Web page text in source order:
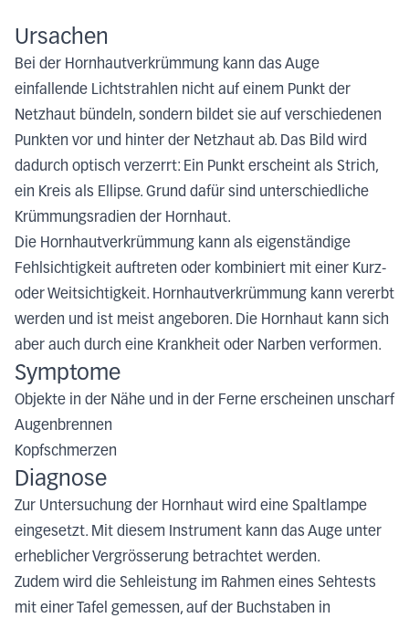
Ursachen
Bei der Hornhautverkrümmung kann das Auge
einfallende Lichtstrahlen nicht auf einem Punkt der
Netzhaut bündeln, sondern bildet sie auf verschiedenen
Punkten vor und hinter der Netzhaut ab. Das Bild wird
dadurch optisch verzerrt: Ein Punkt erscheint als Strich,
ein Kreis als Ellipse. Grund dafür sind unterschiedliche
Krümmungsradien der Hornhaut.
Die Hornhautverkrümmung kann als eigenständige
Fehlsichtigkeit auftreten oder kombiniert mit einer Kurz-
oder Weitsichtigkeit. Hornhautverkrümmung kann vererbt
werden und ist meist angeboren. Die Hornhaut kann sich
aber auch durch eine Krankheit oder Narben verformen.
Symptome
Objekte in der Nähe und in der Ferne erscheinen unscharf
Augenbrennen
Kopfschmerzen
Diagnose
Zur Untersuchung der Hornhaut wird eine Spaltlampe
eingesetzt. Mit diesem Instrument kann das Auge unter
erheblicher Vergrösserung betrachtet werden.
Zudem wird die Sehleistung im Rahmen eines Sehtests
mit einer Tafel gemessen, auf der Buchstaben in